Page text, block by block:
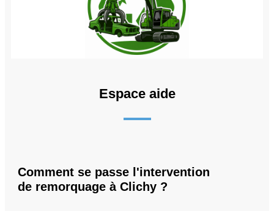
Espace aide
Comment se passe l'intervention
de remorquage à Clichy ?